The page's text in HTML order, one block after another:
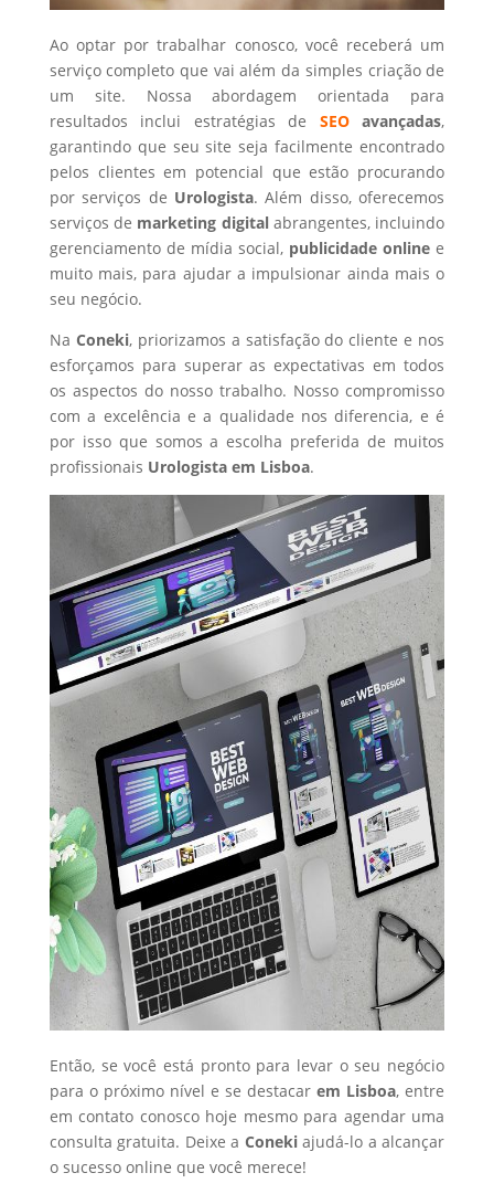
Ao optar por trabalhar conosco, você receberá um
serviço completo que vai além da simples criação de
um site. Nossa abordagem orientada para
resultados inclui estratégias de SEOavançadas,
garantindo que seu site seja facilmente encontrado
pelos clientes em potencial que estão procurando
por serviços de Urologista. Além disso, oferecemos
serviços de marketing digital abrangentes, incluindo
gerenciamento de mídia social, publicidade online e
muito mais, para ajudar a impulsionar ainda mais o
seu negócio.
Na Coneki, priorizamos a satisfação do cliente e nos
esforçamos para superar as expectativas em todos
os aspectos do nosso trabalho. Nosso compromisso
com a excelência e a qualidade nos diferencia, e é
por isso que somos a escolha preferida de muitos
profissionais Urologistaem Lisboa.
Então, se você está pronto para levar o seu negócio
para o próximo nível e se destacarem Lisboa, entre
em contato conosco hoje mesmo para agendar uma
consulta gratuita. Deixe a Conekiajudá-lo a alcançar
o sucesso online que você merece!